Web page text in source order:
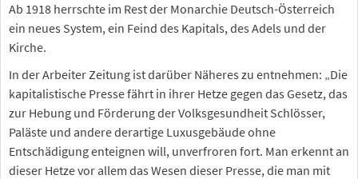
Ab 1918 herrschte im Rest der Monarchie Deutsch-Österreich
ein neues System, ein Feind des Kapitals, des Adels und der
Kirche.
In der Arbeiter Zeitung ist darüber Näheres zu entnehmen: „Die
kapitalistische Presse fährt in ihrer Hetze gegen das Gesetz, das
zur Hebung und Förderung der Volksgesundheit Schlösser,
Paläste und andere derartige Luxusgebäude ohne
Entschädigung enteignen will, unverfroren fort. Man erkennt an
dieser Hetze vor allem das Wesen dieser Presse, die man mit